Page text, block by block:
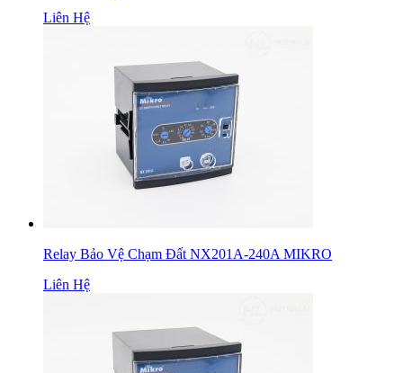
Liên Hệ
Relay Bảo Vệ Chạm Đất NX201A-240A MIKRO
Liên Hệ